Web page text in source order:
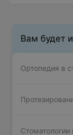
Вам будет
Ортопедия в
Стоматологии